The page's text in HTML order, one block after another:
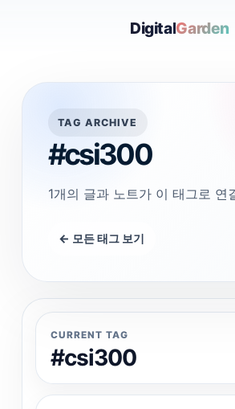
DigitalGarden
TAG ARCHIVE
#csi300
1개의 글과 노트가 이 태그로 연
← 모든 태그 보기
CURRENT TAG
#csi300